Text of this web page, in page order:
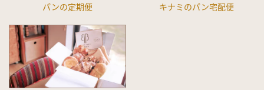
パンの定期便 キナミのパン宅配便